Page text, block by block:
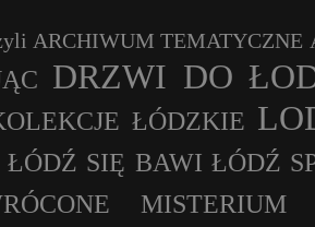
ARCHIWUM TEMATYCZNE
DRZWI DO
ŁÓDZKIE
ŁÓDŹ SIĘ BAWI ŁÓDŹ
MISTERIUM